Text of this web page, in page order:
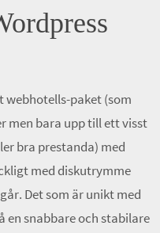
webhotells-paket (som
men bara upp till ett visst
bra prestanda) med
med diskutrymme
Det som är unikt med
snabbare och stabilare